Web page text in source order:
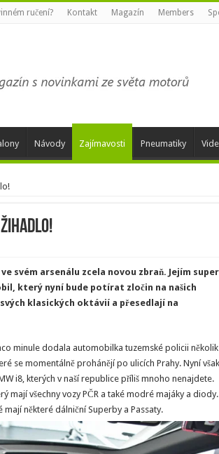
ručení? Kontakt Magazín Members
Návody Zajímavosti Pneumatiky
svém arsenálu zcela novou zbraň. Jejím super
který nyní bude potírat zločin na našich
klasických oktávií a přesedlají na
minule dodala automobilka tuzemské policii několik
se momentálně prohánějí po ulicích Prahy. Nyní však
i8, kterých v naší republice příliš mnoho nenajdete.
všechny vozy PČR a také modré majáky a diody.
mají některé dálniční Superby a Passaty.